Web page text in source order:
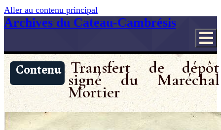
Aller au contenu principal
Archives du Cateau-Cambrésis
Contenu Transfert de dépôt
signé du Maréchal
Mortier